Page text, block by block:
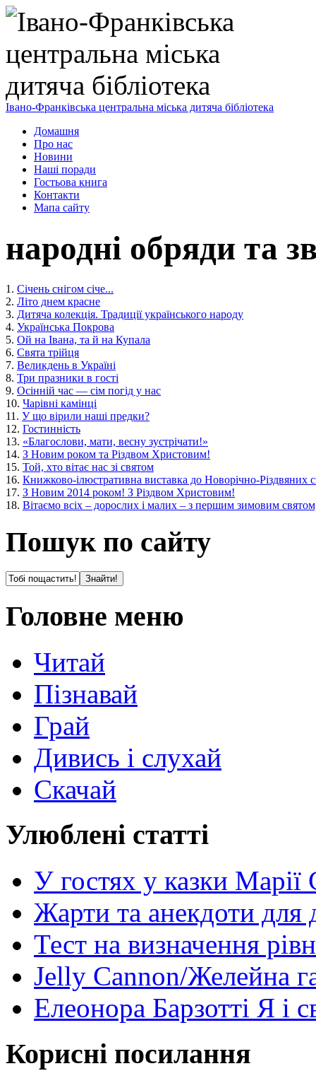
Івано-Франківська центральна міська дитяча бібліотека
Домашня
Про нас
Новини
Наші поради
Гостьова книга
Контакти
Мапа сайту
народні обряди та
1. Січень снігом січе...
2. Літо днем красне
3. Дитяча колекція. Традиції українського народу
4. Українська Покрова
5. Ой на Івана, та й на Купала
6. Свята трійця
7. Великдень в Україні
8. Три празники в гості
9. Осінній час — сім погід у нас
10. Чарівні камінці
11. У що вірили наші предки?
12. Гостинність
13. «Благослови, мати, весну зустрічати!»
14. З Новим роком та Різдвом Христовим!
15. Той, хто вітає нас зі святом
16. Книжково-ілюстративна виставка до Новорічно-Різдвяних
17. З Новим 2014 роком! З Різдвом Христовим!
18. Вітаємо всіх – дорослих і малих – з першим зимовим
Пошук по сайту
Головне меню
Читай
Пізнавай
Грай
Дивись і слухай
Скачай
Улюблені статті
У гостях у казки
Жарти та анекдоти для
Тест на визначення
Jelly Cannon/Желейна
Елеонора Барзотті Я і
Корисні посилання